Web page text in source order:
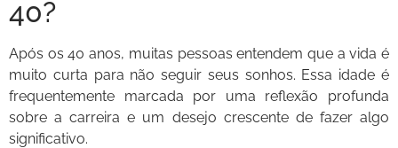
40?
Após os 40 anos, muitas pessoas entendem que a vida é
muito curta para não seguir seus sonhos. Essa idade é
frequentemente marcada por uma reflexão profunda
sobre a carreira e um desejo crescente de fazer algo
significativo.